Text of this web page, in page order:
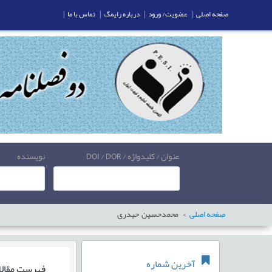
عنوان / کلیدواژه / DOI / DOR نویسنده
صفحه اصلی محمدحسین حیدری
آخرین شماره
صفحه اصلی | عضویت/ ورود | درباره رایمگ | تماس با ما |